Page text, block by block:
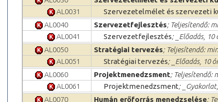
AL0031
Szervezetelmélet és szerveze­ti
AL0040
Szervezetfejlesztés; Teljesítendő:
AL0041
Szervezetfejlesztés; _Előadás, 10
AL0050
Stratégiai tervezés; Teljesítendő:
AL0051
Stratégiai tervezés; _Előadás, 10
AL0060
Projektmenedzsment; Teljesítendő:
AL0061
Projektmenedzsment;
AL0070
Humán erőforrás menedzselése;